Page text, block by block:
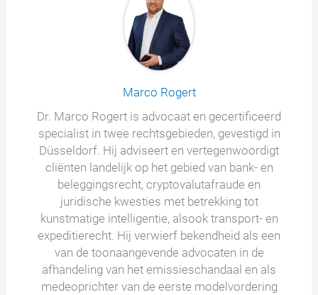
Marco Rogert
Dr. Marco Rogert is advocaat en gecertificeerd
specialist in twee rechtsgebieden, gevestigd in
Düsseldorf. Hij adviseert en vertegenwoordigt
cliënten landelijk op het gebied van bank- en
beleggingsrecht, cryptovalutafraude en
juridische kwesties met betrekking tot
kunstmatige intelligentie, alsook transport- en
expeditierecht. Hij verwierf bekendheid als een
van de toonaangevende advocaten in de
afhandeling van het emissieschandaal en als
medeoprichter van de eerste modelvordering